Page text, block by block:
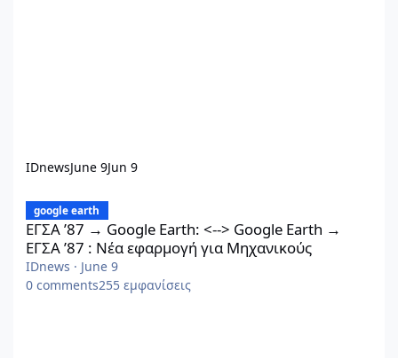
IDnewsJune 9Jun 9
ΕΓΣΑ ’87 → Google Earth: <--> Google Earth → ΕΓΣΑ ’87 : Νέα
google earth
ΕΓΣΑ ’87 → Google Earth: <--> Google Earth →
ΕΓΣΑ ’87 : Νέα εφαρμογή για Μηχανικούς
IDnews · June 9
0 comments255 εμφανίσεις